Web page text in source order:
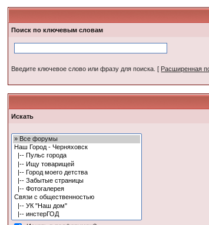
Поиск по ключевым словам
Введите ключевое слово или фразу для поиска. [ Расширенная
Искать